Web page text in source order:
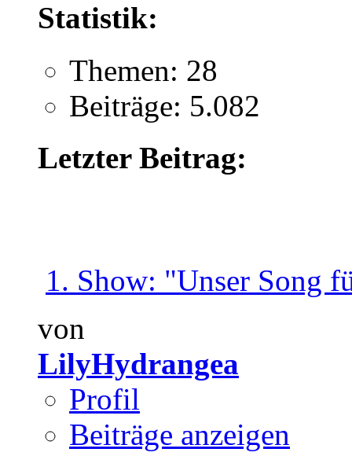
Statistik:
Themen: 28
Beiträge: 5.082
Letzter Beitrag:
1. Show: "Unser Song
von
LilyHydrangea
Profil
Beiträge anzeigen